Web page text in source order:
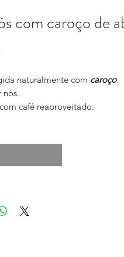
com caroço de
naturalmente com caroço
nós.
café reaproveitado.
54m